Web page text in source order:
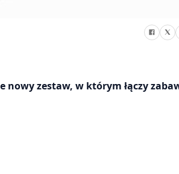
nowy zestaw, w którym łączy